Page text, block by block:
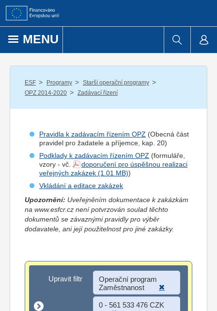
Přejít k obsahu
MENU
ESF / Programy / Starší operační programy /
OPZ 2014-2020 / Zadávací řízení
Pravidla k zadávacím řízením OPZ (Obecná část
pravidel pro žadatele a příjemce , kap. 20)
Podklady k zadávacím řízením OPZ (formuláře,
vzory - vč.
doporučení pro úspěšnou realizaci
veřejných zakázek
)
Vkládání a editace zakázek
Upozornění: Uveřejněním dokumentace k zakázkám
na www.esfcr.cz není potvrzován soulad těchto
dokumentů se závaznými pravidly pro výběr
dodavatele, ani její použitelnost pro jiné zakázky.
Upravit filtr
Upravit filtr
Operační program
Zaměstnanost
0 - 561 533 476 CZK